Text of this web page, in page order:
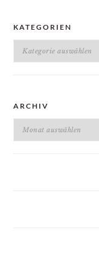
KATEGORIEN
Kategorien
ARCHIV
Archiv